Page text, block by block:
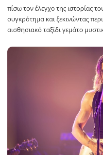
πίσω τον έλεγχο της ιστορίας
συγκρότημα και ξεκινώντας
αισθησιακό ταξίδι γεμάτο